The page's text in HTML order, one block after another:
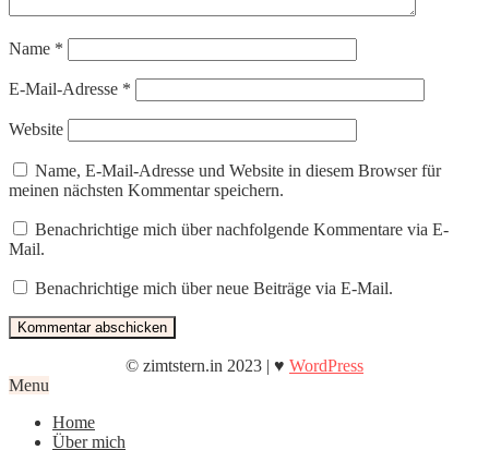
Name *
E-Mail-Adresse *
Website
Name, E-Mail-Adresse und Website in diesem Browser für
meinen nächsten Kommentar speichern.
Benachrichtige mich über nachfolgende Kommentare via E-
Mail.
Benachrichtige mich über neue Beiträge via E-Mail.
© zimtstern.in 2023 | ♥ WordPress
Menu
Home
Über mich